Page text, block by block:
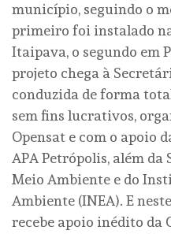
município, seguindo o
primeiro foi instalado
Itaipava, o segundo em
projeto chega à
conduzida de forma
sem fins lucrativos,
Opensat e com o apoio
APA Petrópolis, além
Meio Ambiente e do
Ambiente (INEA). E
recebe apoio inédito da